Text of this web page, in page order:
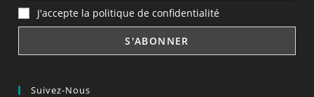
J'accepte la politique de confidentialité
Suivez-Nous